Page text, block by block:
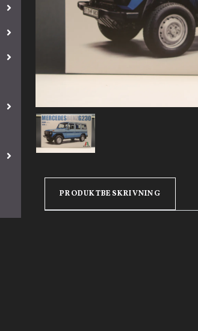
PRODUKTBESKRIVNING